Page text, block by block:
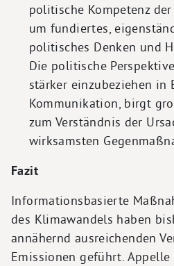
politische Kompetenz
um fundiertes,
politisches Denken und
Die politische
stärker einzubeziehen in
Kommunikation, birgt
zum Verständnis der
wirksamsten
Fazit
Informationsbasierte
des Klimawandels haben
annähernd ausreichenden
Emissionen geführt.